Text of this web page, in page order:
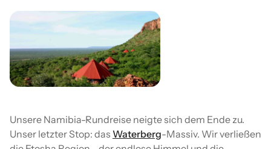
Unsere Namibia-Rundreise neigte sich dem Ende zu.
Unser letzter Stop: das Waterberg-Massiv. Wir verließen